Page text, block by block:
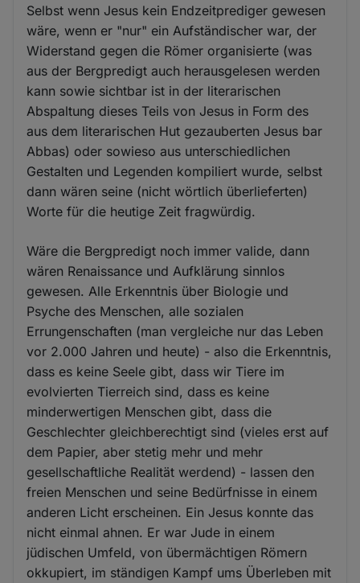
Selbst wenn Jesus kein Endzeitprediger gewesen
wäre, wenn er "nur" ein Aufständischer war, der
Widerstand gegen die Römer organisierte (was
aus der Bergpredigt auch herausgelesen werden
kann sowie sichtbar ist in der literarischen
Abspaltung dieses Teils von Jesus in Form des
aus dem literarischen Hut gezauberten Jesus bar
Abbas) oder sowieso aus unterschiedlichen
Gestalten und Legenden kompiliert wurde, selbst
dann wären seine (nicht wörtlich überlieferten)
Worte für die heutige Zeit fragwürdig.
Wäre die Bergpredigt noch immer valide, dann
wären Renaissance und Aufklärung sinnlos
gewesen. Alle Erkenntnis über Biologie und
Psyche des Menschen, alle sozialen
Errungenschaften (man vergleiche nur das Leben
vor 2.000 Jahren und heute) - also die Erkenntnis,
dass es keine Seele gibt, dass wir Tiere im
evolvierten Tierreich sind, dass es keine
minderwertigen Menschen gibt, dass die
Geschlechter gleichberechtigt sind (vieles erst auf
dem Papier, aber stetig mehr und mehr
gesellschaftliche Realität werdend) - lassen den
freien Menschen und seine Bedürfnisse in einem
anderen Licht erscheinen. Ein Jesus konnte das
nicht einmal ahnen. Er war Jude in einem
jüdischen Umfeld, von übermächtigen Römern
okkupiert, im ständigen Kampf ums Überleben mit